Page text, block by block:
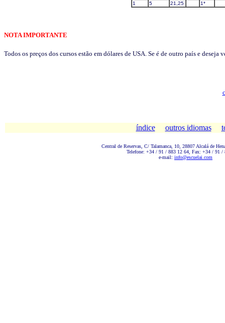
1
5 21,25 1*
NOTA IMPORTANTE
Todos os preços dos cursos estão em dólares de USA. Se é de outro país e
índice outros idiomas
Central de Reservas, C/ Talamanca, 10, 28807 Alcalá de
Telefone: +34 / 91 / 883 12 64, Fax: +34 / 91 /
e-mail: info@escuelai.com